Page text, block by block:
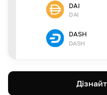
DAI
DAI
DASH
DASH